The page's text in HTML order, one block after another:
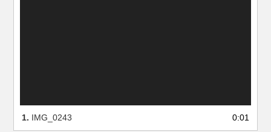
1. IMG_0243 0:01